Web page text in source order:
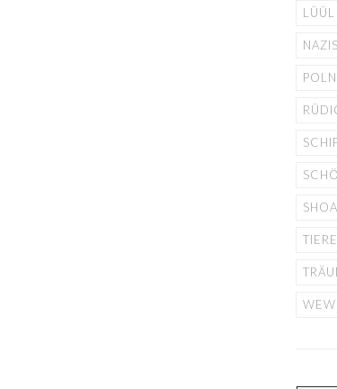
NAZIS
TIERE